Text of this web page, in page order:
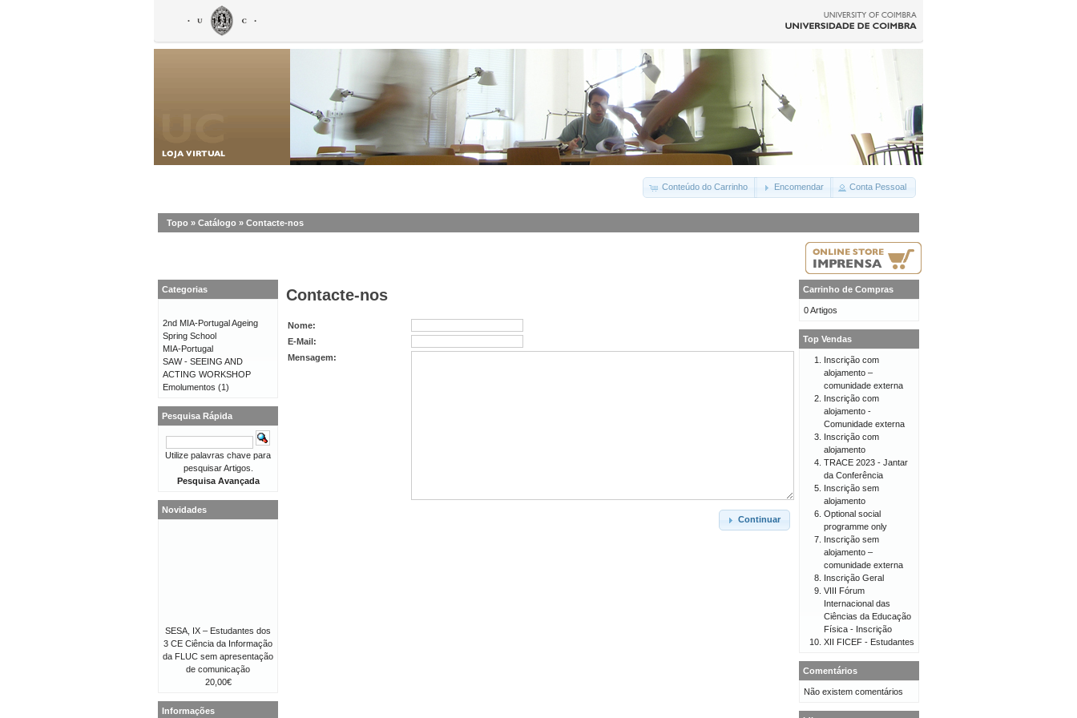
Conteúdo do Carrinho Encomendar Conta Pessoal
Topo » Catálogo » Contacte-nos
Contacte-nos
Nome:
E-Mail:
Mensagem:
Continuar
Categorias
2nd MIA-Portugal Ageing
Spring School
MIA-Portugal
SAW - SEEING AND
ACTING WORKSHOP
Emolumentos (1)
Pesquisa Rápida
Utilize palavras chave para
pesquisar Artigos.
Pesquisa Avançada
Novidades
SESA, IX – Estudantes dos
3 CE Ciência da Informação
da FLUC sem apresentação
de comunicação
20,00€
Informações
Carrinho de Compras
0 Artigos
Top Vendas
Inscrição com
alojamento –
comunidade externa
Inscrição com
alojamento -
Comunidade externa
Inscrição com
alojamento
TRACE 2023 - Jantar
da Conferência
Inscrição sem
alojamento
Optional social
programme only
Inscrição sem
alojamento –
comunidade externa
Inscrição Geral
VIII Fórum
Internacional das
Ciências da Educação
Física - Inscrição
XII FICEF - Estudantes
Comentários
Não existem comentários